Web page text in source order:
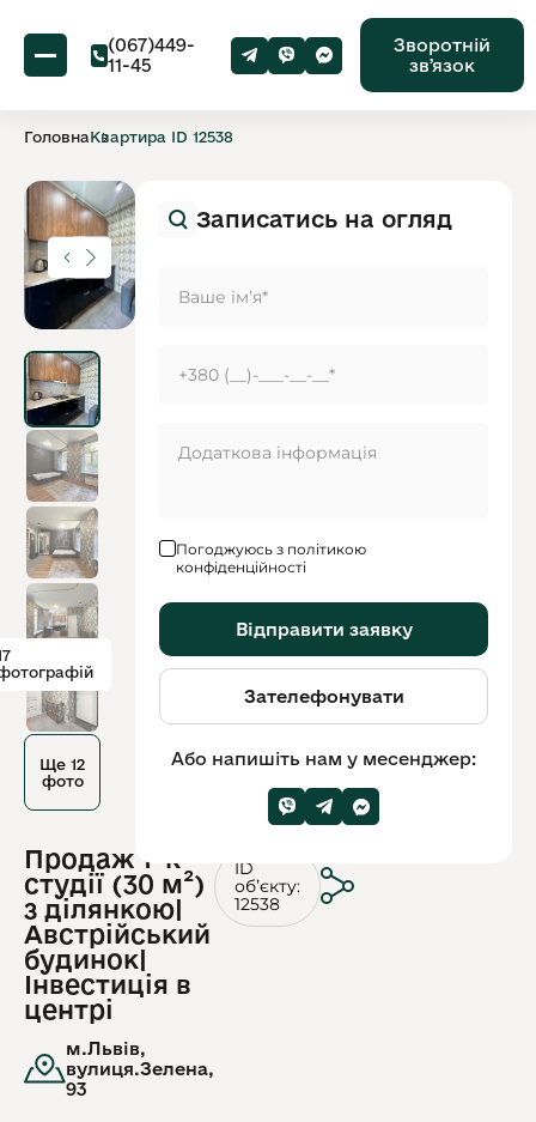
(067)449-
11-45
Зворотній
звʼязок
ГоловнаКвартира ID 12538
Ще 12
фото
Продаж 1-к
студії (30 м²)
з ділянкою|
Австрійський
будинок|
Інвестиція в
центрі
м.Львів,
вулиця.Зелена,
93
ID
обʼєкту:
12538
Записатись на огляд
Погоджуюсь з політикою
конфіденційності
Відправити заявку
Зателефонувати
Або напишіть нам у месенджер: